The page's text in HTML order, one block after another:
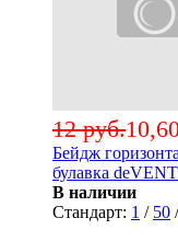
12 руб.
Бейдж
булавка
В наличии
Стандарт: 1 / 50